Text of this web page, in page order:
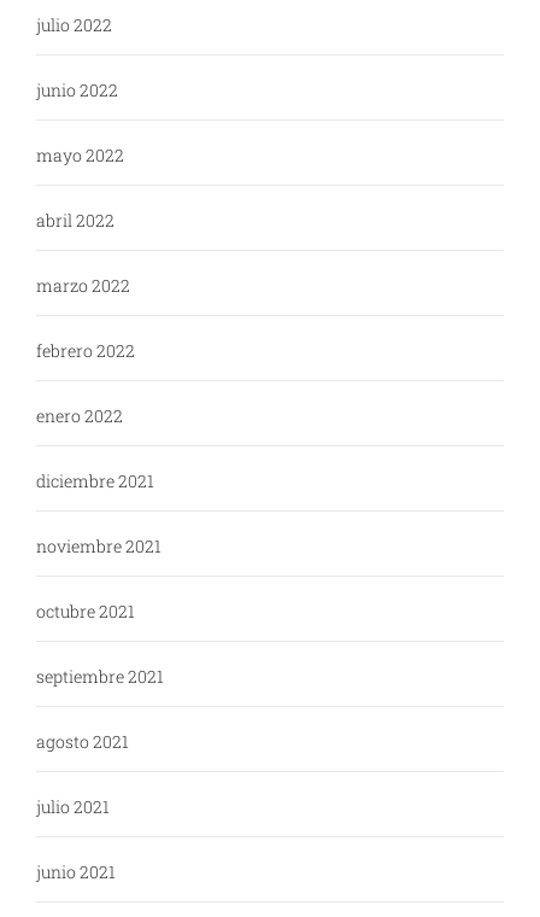
julio 2022
junio 2022
mayo 2022
abril 2022
marzo 2022
febrero 2022
enero 2022
diciembre 2021
noviembre 2021
octubre 2021
septiembre 2021
agosto 2021
julio 2021
junio 2021